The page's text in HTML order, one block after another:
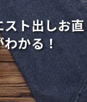
ト出しお
わかる！